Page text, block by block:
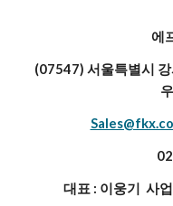
에
(07547) 서울특별시
대표 : 이웅기 사